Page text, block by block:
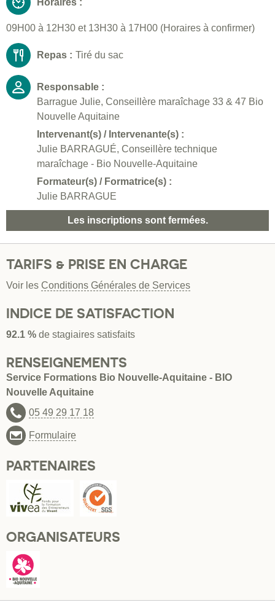
Horaires :
09H00 à 12H30 et 13H30 à 17H00 (Horaires à confirmer)
Repas : Tiré du sac
Responsable :
Barrague Julie, Conseillère maraîchage 33 & 47 Bio
Nouvelle Aquitaine
Intervenant(s) / Intervenante(s) :
Julie BARRAGUÉ, Conseillère technique
maraîchage - Bio Nouvelle-Aquitaine
Formateur(s) / Formatrice(s) :
Julie BARRAGUE
Les inscriptions sont fermées.
TARIFS & PRISE EN CHARGE
Voir les Conditions Générales de Services
INDICE DE SATISFACTION
92.1 % de stagiaires satisfaits
RENSEIGNEMENTS
Service Formations Bio Nouvelle-Aquitaine - BIO
Nouvelle Aquitaine
05 49 29 17 18
Formulaire
PARTENAIRES
ORGANISATEURS